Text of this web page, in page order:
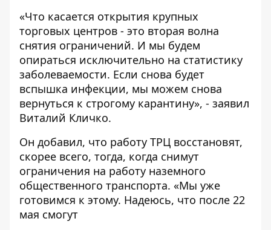
«Что касается открытия крупных
торговых центров - это вторая волна
снятия ограничений. И мы будем
опираться исключительно на статистику
заболеваемости. Если снова будет
вспышка инфекции, мы можем снова
вернуться к строгому карантину», - заявил
Виталий Кличко.
Он добавил, что работу ТРЦ восстановят,
скорее всего, тогда, когда снимут
ограничения на работу наземного
общественного транспорта. «Мы уже
готовимся к этому. Надеюсь, что после 22
мая смогут